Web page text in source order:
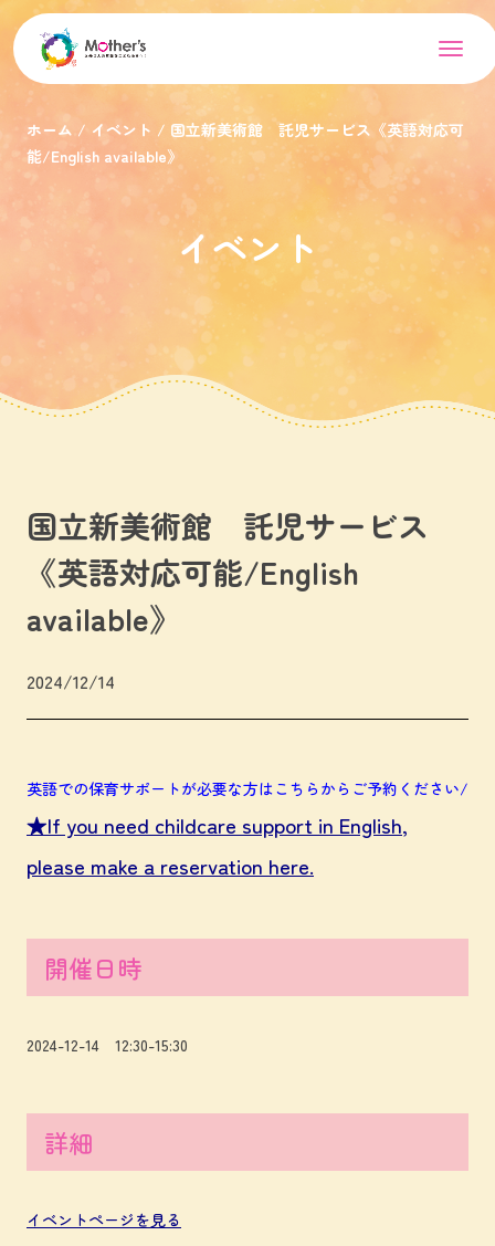
ホーム イベント
国立新美術館 託児サービス《英語対応可
能/English available》
イベント
国立新美術館 託児サービス
《英語対応可能/English
available》
2024/12/14
英語での保育サポートが必要な方はこちらからご予約ください/
★If you need childcare support in English,
please make a reservation here.
開催日時
2024-12-14 12:30-15:30
詳細
イベントページを見る